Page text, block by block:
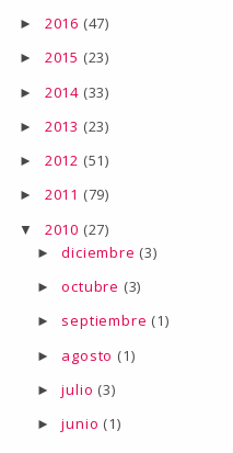
► 2016 (47)
► 2015 (23)
► 2014 (33)
► 2013 (23)
► 2012 (51)
► 2011 (79)
▼ 2010 (27)
►diciembre (3)
►octubre (3)
► septiembre (1)
► agosto (1)
►julio (3)
►junio (1)